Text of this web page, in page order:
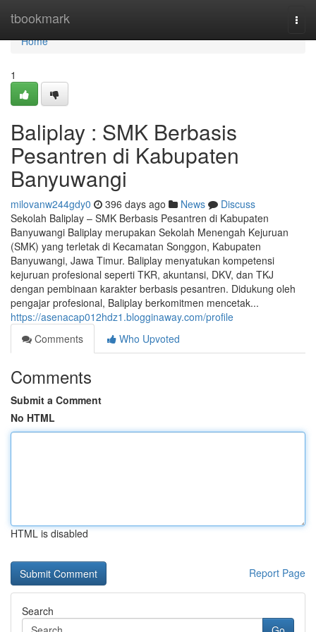
tbookmark
Home
Home
1
Baliplay : SMK Berbasis
Pesantren di Kabupaten
Banyuwangi
milovanw244gdy0 396 days ago News
Discuss
Sekolah Baliplay – SMK Berbasis Pesantren di Kabupaten
Banyuwangi Baliplay merupakan Sekolah Menengah Kejuruan
(SMK) yang terletak di Kecamatan Songgon, Kabupaten
Banyuwangi, Jawa Timur. Baliplay menyatukan kompetensi
kejuruan profesional seperti TKR, akuntansi, DKV, dan TKJ
dengan pembinaan karakter berbasis pesantren. Didukung oleh
pengajar profesional, Baliplay berkomitmen mencetak...
https://asenacap012hdz1.blogginaway.com/profile
Comments
Who Upvoted
Comments
Submit a Comment
No HTML
HTML is disabled
Report Page
Search